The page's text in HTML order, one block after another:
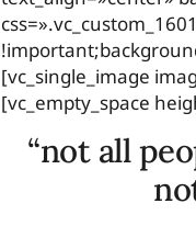
[vc_single_image
[vc_empty_space
“not all